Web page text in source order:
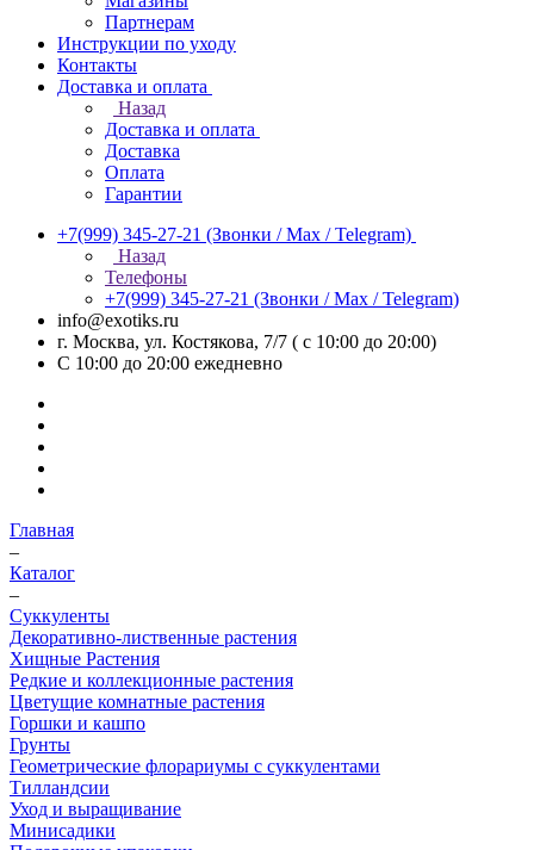
Партнерам
Инструкции по уходу
Контакты
Доставка и оплата
Назад
Доставка и оплата
Доставка
Оплата
Гарантии
+7(999) 345-27-21 (Звонки / Max / Telegram)
Назад
Телефоны
+7(999) 345-27-21 (Звонки / Max / Telegram)
info@exotiks.ru
г. Москва, ул. Костякова, 7/7 ( с 10:00 до 20:00)
С 10:00 до 20:00 ежедневно
Главная
–
Каталог
–
Суккуленты
Декоративно-лиственные растения
Хищные Растения
Редкие и коллекционные растения
Цветущие комнатные растения
Горшки и кашпо
Грунты
Геометрические флорариумы с суккулентами
Тилландсии
Уход и выращивание
Минисадики